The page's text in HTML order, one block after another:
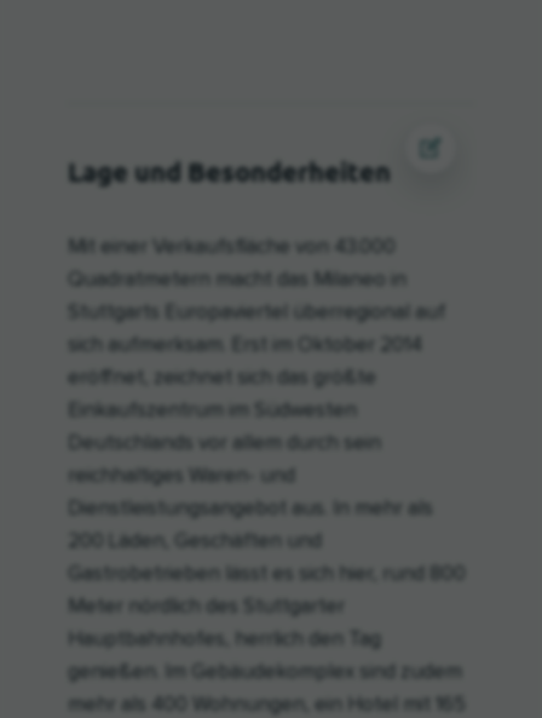
Lage und Besonderheiten
Mit einer Verkaufsfläche von 43.000
Quadratmetern macht das Milaneo in
Stuttgarts Europaviertel überregional auf
sich aufmerksam. Erst im Oktober 2014
eröffnet, zeichnet sich das größte
Einkaufszentrum im Südwesten
Deutschlands vor allem durch sein
reichhaltiges Waren- und
Dienstleistungsangebot aus. In mehr als
200 Läden, Geschäften und
Gastrobetrieben lässt es sich hier, rund 800
Meter nördlich des Stuttgarter
Hauptbahnhofes, herrlich den Tag
genießen. Im Gebäudekomplex sind zudem
mehr als 400 Wohnungen, ein Hotel mit 165